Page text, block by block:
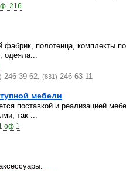
216
фабрик, полотенца, комплекты
одеяла...
246-39-62, (831) 246-63-11
мебели
поставкой и реализацией
так ...
оф 1